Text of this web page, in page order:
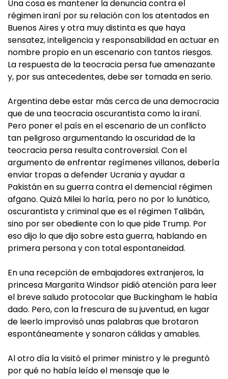
Una cosa es mantener la denuncia contra el
régimen iraní por su relación con los atentados en
Buenos Aires y otra muy distinta es que haya
sensatez, inteligencia y responsabilidad en actuar en
nombre propio en un escenario con tantos riesgos.
La respuesta de la teocracia persa fue amenazante
y, por sus antecedentes, debe ser tomada en serio.
Argentina debe estar más cerca de una democracia
que de una teocracia oscurantista como la iraní.
Pero poner el país en el escenario de un conflicto
tan peligroso argumentando la oscuridad de la
teocracia persa resulta controversial. Con el
argumento de enfrentar regímenes villanos, debería
enviar tropas a defender Ucrania y ayudar a
Pakistán en su guerra contra el demencial régimen
afgano. Quizá Milei lo haría, pero no por lo lunático,
oscurantista y criminal que es el régimen Talibán,
sino por ser obediente con lo que pide Trump. Por
eso dijo lo que dijo sobre esta guerra, hablando en
primera persona y con total espontaneidad.
En una recepción de embajadores extranjeros, la
princesa Margarita Windsor pidió atención para leer
el breve saludo protocolar que Buckingham le había
dado. Pero, con la frescura de su juventud, en lugar
de leerlo improvisó unas palabras que brotaron
espontáneamente y sonaron cálidas y amables.
Al otro día la visitó el primer ministro y le preguntó
por qué no había leído el mensaje que le